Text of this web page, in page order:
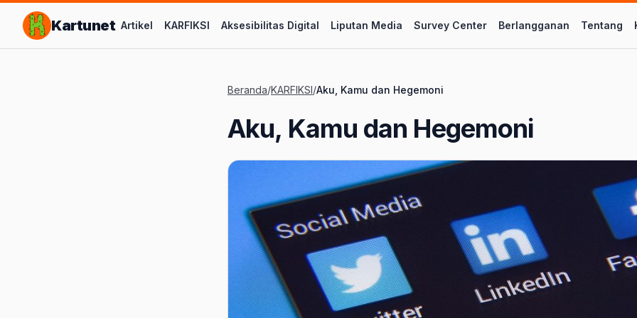
Lompat ke Konten Utama
Kartunet Artikel KARFIKSI Aksesibilitas Digital Liputan Media Survey Center Berlangganan Tentang
Beranda/KARFIKSI/Aku, Kamu dan Hegemoni
Aku, Kamu dan Hegemoni